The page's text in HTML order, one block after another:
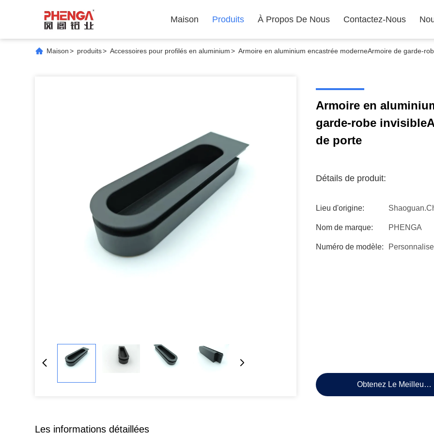
Maison Produits À Propos De Nous Contactez-Nous
Maison> produits> Accessoires pour profilés en aluminium> Armoire en aluminium encastrée moderneArmoire de garde-
Armoire en
garde-robe
de porte
Détails de produit:
Lieu d'origine:
Nom de marque: PHENGA
Numéro de modèle:
Obtenez Le Meilleur
Les informations détaillées